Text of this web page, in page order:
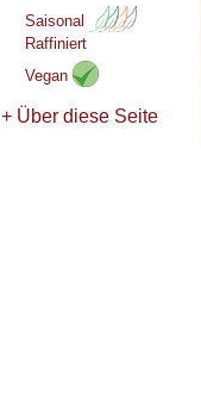
Saisonal
Raffiniert
Vegan
+ Über diese Seite